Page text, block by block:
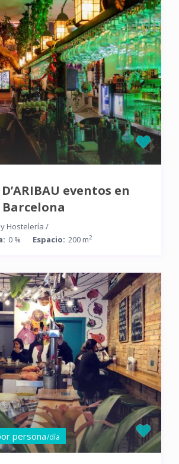
D’ARIBAU eventos en
Hostelería /
0 % Espacio: 200 m2
persona/día